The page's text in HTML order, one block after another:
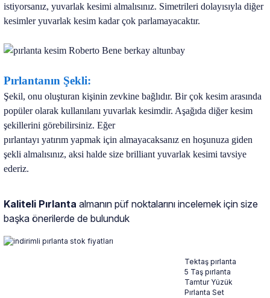
istiyorsanız, yuvarlak kesimi almalısınız. Simetrileri dolayısıyla diğer
kesimler yuvarlak kesim kadar çok parlamayacaktır.
Pırlantanın Şekli:
Şekil, onu oluşturan kişinin zevkine bağlıdır. Bir çok kesim arasında
popüler olarak kullanılanı yuvarlak kesimdir. Aşağıda diğer kesim
şekillerini görebilirsiniz. Eğer
pırlantayı yatırım yapmak için almayacaksanız en hoşunuza giden
şekli almalısınız, aksi halde size brilliant yuvarlak kesimi tavsiye
ederiz.
Kaliteli Pırlanta almanın püf noktalarını incelemek için size
başka önerilerde de bulunduk
Tektaş pırlanta
5 Taş pırlanta
Tamtur Yüzük
Pırlanta Set